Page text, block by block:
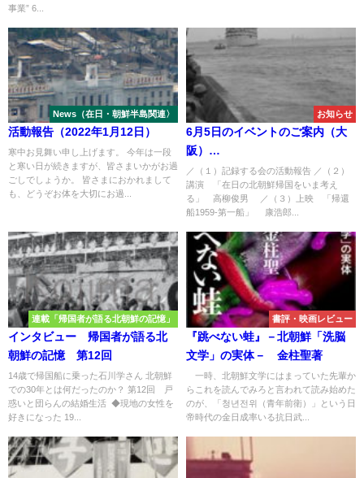
事業” 6...
News（在日・朝鮮半島関連〉
活動報告（2022年1月12日）
寒中お見舞い申し上げます。 今年は一段
と寒い日が続きますが、皆さまいかがお過
ごしでしょうか。 皆さまにおかれまして
も、どうぞお体を大切にお過...
お知らせ
6月5日のイベントのご案内（大
阪）
～北朝鮮に帰った在日を記録
する意味～
／（１）記録する会の活動報告 ／（２）
講演 「在日の北朝鮮帰国をいま考え
る」 高柳俊男 ／（３）上映 「帰還
船1959-第一船」 康浩郎...
連載「帰国者が語る北朝鮮の記憶」
インタビュー 帰国者が語る北
朝鮮の記憶 第12回
14歳で帰国船に乗った石川学さん 北朝鮮
での30年とは何だったのか？ 第12回 戸
惑いと団らんの結婚生活 ◆現地の女性を
好きになった 19...
書評・映画レビュー
『跳べない蛙』－北朝鮮「洗脳
文学」の実体－ 金柱聖著
一時、北朝鮮文学にはまっていた先輩か
らこれを読んでみろと言われて読み始めた
のが、「청년전위（青年前衛）」という日
帝時代の金日成率いる抗日武...